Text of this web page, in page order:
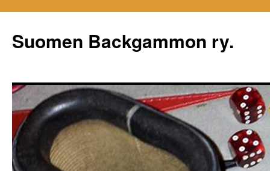
Suomen Backgammon ry.